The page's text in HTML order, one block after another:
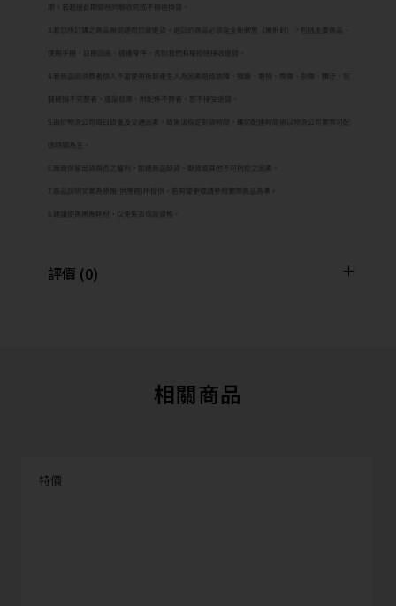
期，若超過此期間視同驗收完成不得退換貨。
3.若您所訂購之商品無問題而您欲退貨，退回的商品必須是全新狀態（無拆封），包括主要商品、
使用手冊、註冊回函、週邊零件，否則我們有權拒絕接收退貨。
4.若商品因消費者個人不當使用拆卸產生人為因素造成故障、損毀、磨損、擦傷、刮傷、髒汙、包
裝破損不完整者，或是發票、附配件不齊者，恕不接受退貨。
5.由於物流公司每日貨量及交通因素，故無法指定到貨時間，確切配達時間皆以物流公司實際可配
送時間為主。
6.廠商保留出貨與否之權利，如遇商品缺貨、斷貨或其他不可抗拒之因素。
7.商品說明文案為原廠(供應商)所提供，若有變更敬請參照實際商品為準。
8.建議使用原廠耗材，以免失去保固資格。
評價 (0)
相關商品
特價